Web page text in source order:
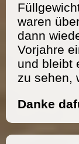
waren
dann
Vorjahre
und bleibt
zu sehen,
Danke